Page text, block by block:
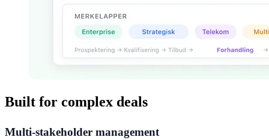
Built for complex deals
Multi-stakeholder management